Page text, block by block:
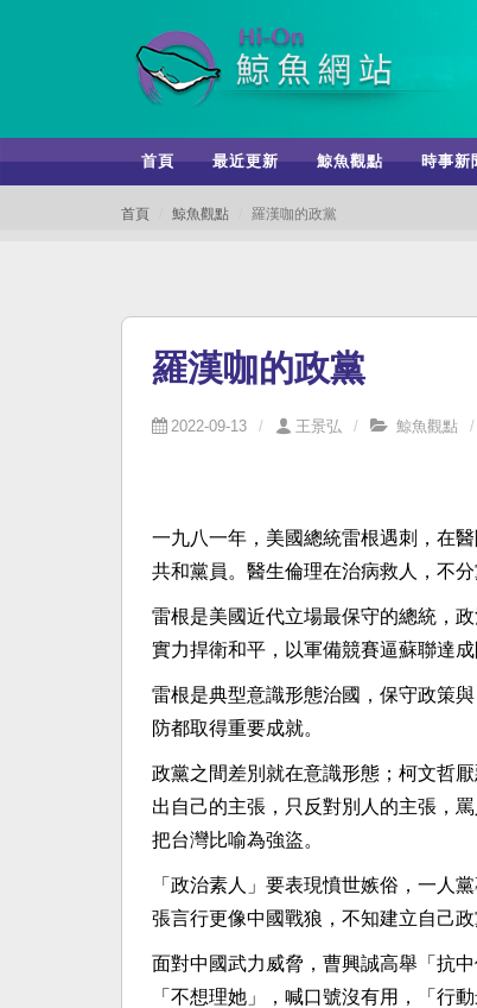
首頁 最近更新 鯨魚觀點 時事新
首頁 鯨魚觀點 羅漢咖的政黨
羅漢咖的政黨
2022-09-13 王景弘 鯨魚觀點
一九八一年，美國總統雷根遇刺，在
共和黨員。醫生倫理在治病救人，不
雷根是美國近代立場最保守的總統，
實力捍衛和平，以軍備競賽逼蘇聯達
雷根是典型意識形態治國，保守政策
防都取得重要成就。
政黨之間差別就在意識形態；柯文哲
出自己的主張，只反對別人的主張，
把台灣比喻為強盜。
「政治素人」要表現憤世嫉俗，一人
張言行更像中國戰狼，不知建立自己
面對中國武力威脅，曹興誠高舉「抗
「不想理她」，喊口號沒有用，「行